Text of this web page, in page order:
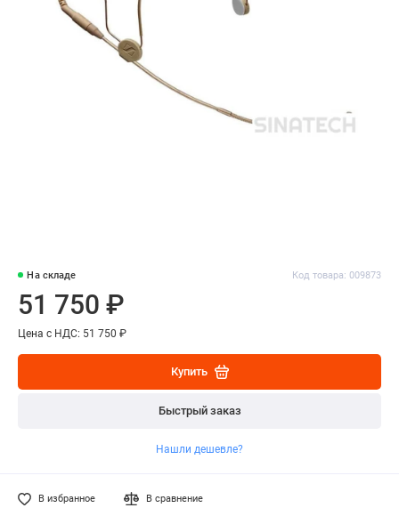
На складе Код товара: 009873
51 750 ₽
Цена с НДС: 51 750 ₽
Купить
Быстрый заказ
Нашли дешевле?
В избранное В сравнение